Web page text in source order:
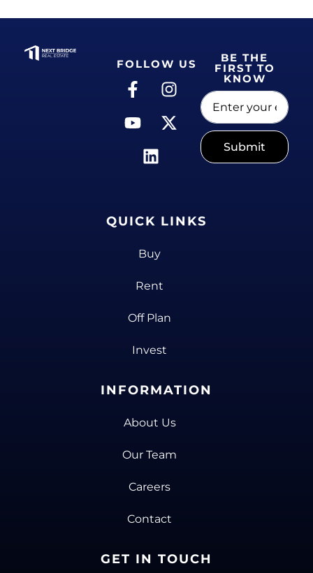
FOLLOW US BE THE
FIRST TO
KNOW
Submit
QUICK LINKS
Buy
Rent
Off Plan
Invest
INFORMATION
About Us
Our Team
Careers
Contact
GET IN TOUCH